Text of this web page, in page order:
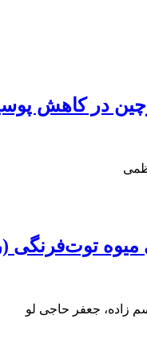
در کاهش
توت‌فرنگی
زاده، جعفر حاجی لو